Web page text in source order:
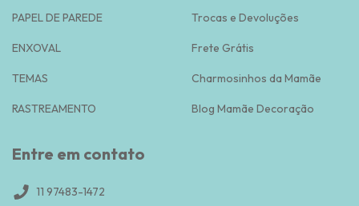
PAPEL DE PAREDE
ENXOVAL
TEMAS
RASTREAMENTO
Trocas e Devoluções
Frete Grátis
Charmosinhos da Mamãe
Blog Mamãe Decoração
Entre em contato
11 97483-1472